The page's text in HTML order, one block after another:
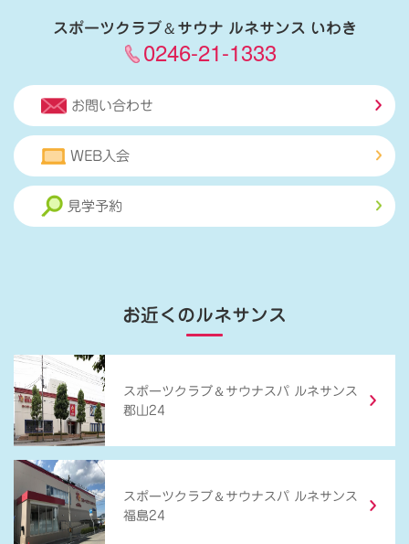
スポーツクラブ＆サウナ ルネサンス いわき
0246-21-1333
お問い合わせ
WEB入会
見学予約
お近くのルネサンス
スポーツクラブ ＆ サウナスパ ルネサンス
郡山24
スポーツクラブ ＆ サウナスパ ルネサンス
福島24